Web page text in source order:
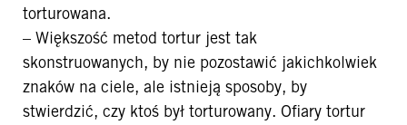
torturowana.
– Większość metod tortur jest tak
skonstruowanych, by nie pozostawić jakichkolwiek
znaków na ciele, ale istnieją sposoby, by
stwierdzić, czy ktoś był torturowany. Ofiary tortur